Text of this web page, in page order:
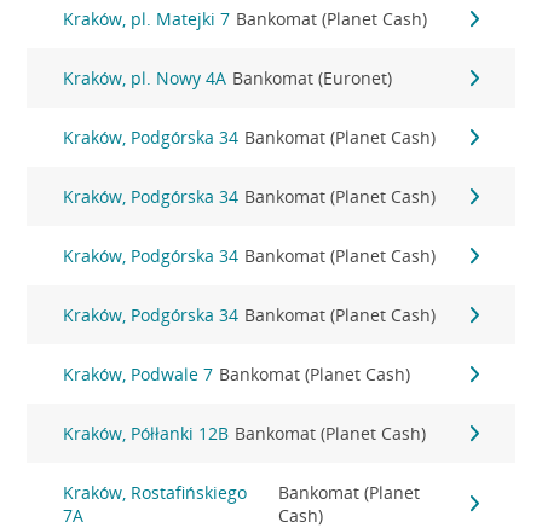
Kraków, pl. Matejki 7 Bankomat (Planet Cash)
Kraków, pl. Nowy 4A Bankomat (Euronet)
Kraków, Podgórska 34 Bankomat (Planet Cash)
Kraków, Podgórska 34 Bankomat (Planet Cash)
Kraków, Podgórska 34 Bankomat (Planet Cash)
Kraków, Podgórska 34 Bankomat (Planet Cash)
Kraków, Podwale 7 Bankomat (Planet Cash)
Kraków, Półłanki 12B Bankomat (Planet Cash)
Kraków, Rostafińskiego
7A
Bankomat (Planet
Cash)